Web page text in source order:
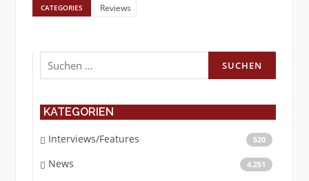
CATEGORIES Reviews
Suchen
nach:
KATEGORIEN
Interviews/Features 520
News 4.251